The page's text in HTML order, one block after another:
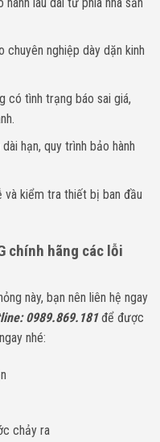
nghiệp dày dặn kinh
có tình trạng báo sai giá,
hạn, quy trình bảo hành
kiểm tra thiết bị ban đầu
chính hãng các lỗi
này, bạn nên liên hệ ngay
0989.869.181để được
ngay nhé:
chảy ra